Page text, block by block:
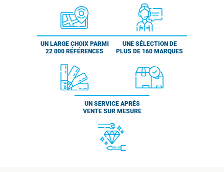
UN LARGE CHOIX PARMI
22 000 RÉFÉRENCES
UNE SÉLECTION DE
PLUS DE 160 MARQUES
UN SERVICE APRÈS
VENTE SUR MESURE